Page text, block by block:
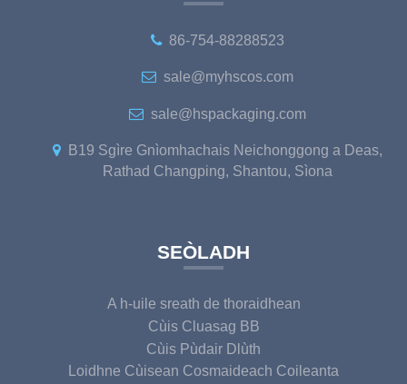
86-754-88288523
sale@myhscos.com
sale@hspackaging.com
B19 Sgìre Gnìomhachais Neichonggong a Deas,
Rathad Changping, Shantou, Sìona
SEÒLADH
A h-uile sreath de thoraidhean
Cùis Cluasag BB
Cùis Pùdair Dlùth
Loidhne Cùisean Cosmaideach Coileanta